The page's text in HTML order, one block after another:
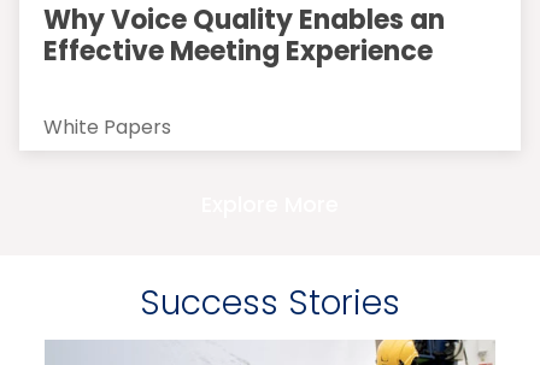
Why Voice Quality Enables an
Effective Meeting Experience
White Papers
Success Stories